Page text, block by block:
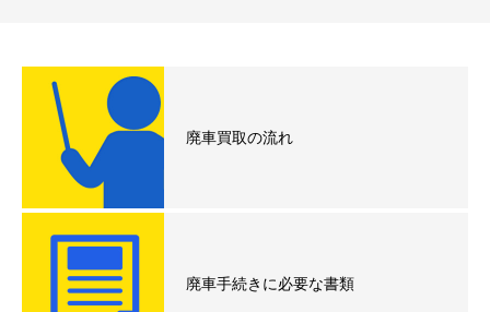
廃車買取の流れ
廃車手続きに必要な書類